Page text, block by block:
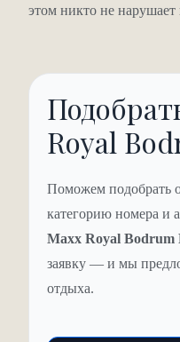
детей 4–7 и 8–12 лет.
науке, спортивные
Открытый и закрытый
няня, радионяня,
Вечеринки на
этом никто не
Royal
Поможем подобрать
категорию номера и
Maxx Royal Bodrum
заявку — и мы
отдыха.